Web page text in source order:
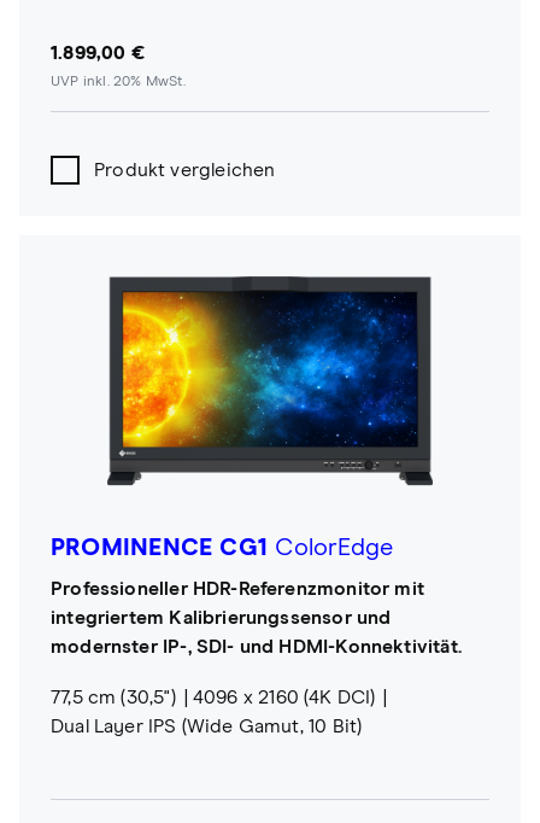
1.899,00 €
UVP inkl. 20% MwSt.
Produkt vergleichen
PROMINENCE CG1 ColorEdge
Professioneller HDR-Referenzmonitor mit
integriertem Kalibrierungssensor und
modernster IP-, SDI- und HDMI-Konnektivität.
77,5 cm (30,5")
4096 x 2160 (4K DCI)
Dual Layer IPS (Wide Gamut, 10 Bit)